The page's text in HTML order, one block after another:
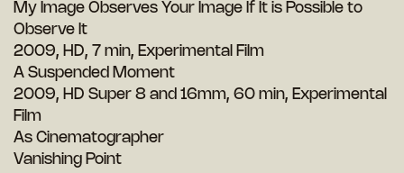
My Image Observes Your Image If It is Possible to
Observe It
2009, HD, 7 min, Experimental Film
A Suspended Moment
2009, HD Super 8 and 16mm, 60 min, Experimental
Film
As Cinematographer
Vanishing Point